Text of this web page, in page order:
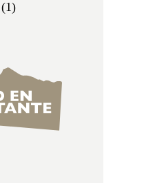
(1)